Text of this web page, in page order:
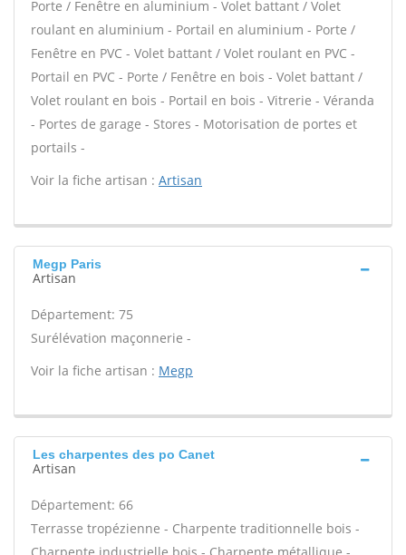
Porte / Fenêtre en aluminium - Volet battant / Volet
roulant en aluminium - Portail en aluminium - Porte /
Fenêtre en PVC - Volet battant / Volet roulant en PVC -
Portail en PVC - Porte / Fenêtre en bois - Volet battant /
Volet roulant en bois - Portail en bois - Vitrerie - Véranda
- Portes de garage - Stores - Motorisation de portes et
portails -
Voir la fiche artisan : Artisan
Megp Paris
Artisan
Département: 75
Surélévation maçonnerie -
Voir la fiche artisan : Megp
Les charpentes des po Canet
Artisan
Département: 66
Terrasse tropézienne - Charpente traditionnelle bois -